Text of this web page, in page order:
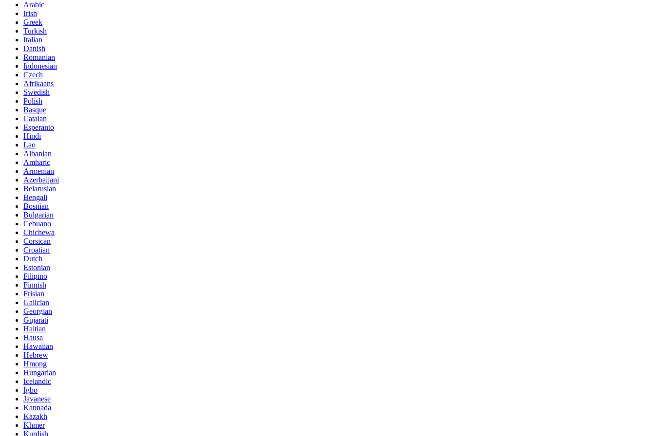
Arabic
Irish
Greek
Turkish
Italian
Danish
Romanian
Indonesian
Czech
Afrikaans
Swedish
Polish
Basque
Catalan
Esperanto
Hindi
Lao
Albanian
Amharic
Armenian
Azerbaijani
Belarusian
Bengali
Bosnian
Bulgarian
Cebuano
Chichewa
Corsican
Croatian
Dutch
Estonian
Filipino
Finnish
Frisian
Galician
Georgian
Gujarati
Haitian
Hausa
Hawaiian
Hebrew
Hmong
Hungarian
Icelandic
Igbo
Javanese
Kannada
Kazakh
Khmer
Kurdish